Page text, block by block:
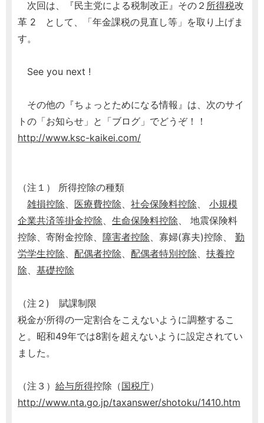
次回は、『民主党による税制改正』その２ 所得税改
革 2 として、「年金課税の見直し等」を取り上げま
す。
See you next !
その他の『ちょっとためになる情報』は、次のサイ
トの「お知らせ」と「ブログ」でどうぞ！！
http://www.ksc-kaikei.com/
（注１） 所得控除の種類
雑損控除、 医療費控除、 社会保険料控除、 小規模
企業共済等掛金控除、 生命保険料控除、 地震保険料
控除、寄附金控除、 障害者控除、寡婦(寡夫)控除、 勤
労学生控除、 配偶者控除、 配偶者特別控除、 扶養控
除、 基礎控除
（注２) 賦課制限
税金が所得の一定割合をこえないように調整するこ
と。昭和49年では8割を超えないように設定されてい
ました。
（注３） 給与所得控除（国税庁）
http://www.nta.go.jp/taxanswer/shotoku/1410.htm